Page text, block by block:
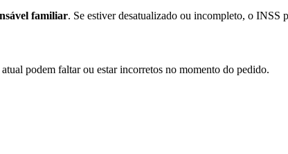
familiar. Se estiver desatualizado ou incompleto, o INSS
podem faltar ou estar incorretos no momento do pedido.